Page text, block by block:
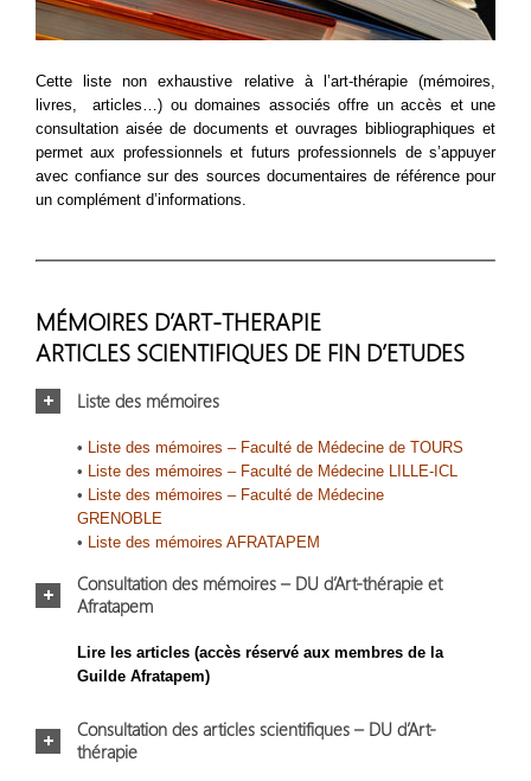
Cette listenon exhaustive relative à l’art-thérapie (mémoires,
livres, articles…) ou domaines associés offre un accès et une
consultation aisée de documents et ouvrages bibliographiques et
permet aux professionnels et futurs professionnels de s’appuyer
avec confiance sur des sources documentaires de référence pour
un complément d’informations.
MÉMOIRES D’ART-THERAPIE
ARTICLES SCIENTIFIQUES DE FIN D’ETUDES
Liste des mémoires
• Liste des mémoires – Faculté de Médecine de TOURS
• Liste des mémoires – Faculté de Médecine LILLE-ICL
• Liste des mémoires – Faculté de Médecine
GRENOBLE
• Liste des mémoires AFRATAPEM
Consultation des mémoires – DU d’Art-thérapie et
Afratapem
Lire les articles (accès réservé aux membres de la
Guilde Afratapem)
Consultation des articles scientifiques – DU d’Art-
thérapie